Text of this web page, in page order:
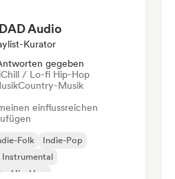
Audio
Kurator
gegeben
Chill / Lo-fi Hip-Hop
Country-Musik
einflussreichen
Folk
Indie-Pop
Instrumental
Hip-Hop